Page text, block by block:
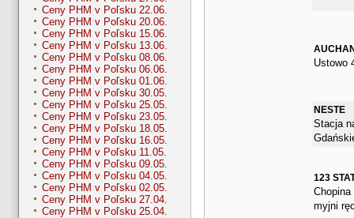
Ceny PHM v Poľsku 22.06.
Ceny PHM v Poľsku 20.06.
Ceny PHM v Poľsku 15.06.
Ceny PHM v Poľsku 13.06.
Ceny PHM v Poľsku 08.06.
Ceny PHM v Poľsku 06.06.
Ceny PHM v Poľsku 01.06.
Ceny PHM v Poľsku 30.05.
Ceny PHM v Poľsku 25.05.
Ceny PHM v Poľsku 23.05.
Ceny PHM v Poľsku 18.05.
Ceny PHM v Poľsku 16.05.
Ceny PHM v Poľsku 11.05.
Ceny PHM v Poľsku 09.05.
Ceny PHM v Poľsku 04.05.
Ceny PHM v Poľsku 02.05.
Ceny PHM v Poľsku 27.04.
Ceny PHM v Poľsku 25.04.
Ustowo
NESTE
Stacja
123
myjni